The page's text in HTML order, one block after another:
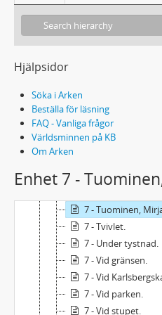
Hjälpsidor
Söka i Arken
Beställa för läsning
FAQ - Vanliga frågor
Världsminnen på KB
Om Arken
Enhet 7 -
7 - Skrattmåsar.
7 - Slutligen.
7 - Svanen.
7 - Söderholm,
7 - Tidigt.
7 - Till Pablo P.
7 - Tuominen,
7 - Tvivlet.
7 - Under tystnad.
7 - Vid gränsen.
7 - Vid
7 - Vid parken.
7 - Vid stupet.